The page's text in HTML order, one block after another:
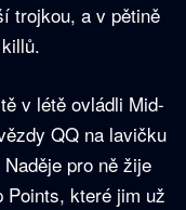
trojkou, a v pětině
v létě ovládli Mid-
QQ na lavičku
pro ně žije
které jim už